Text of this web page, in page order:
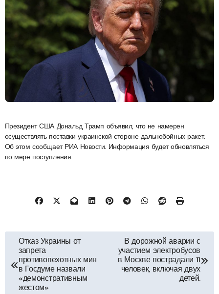
осуществлять поставки украинской стороне дальнобойных ракет.
Об этом сообщает РИА Новости. Информация будет обновляться
по мере поступления.
Навигация
по
записям
Отказ Украины от
запрета
противопехотных мин
в Госдуме назвали
«демонстративным
жестом»
В дорожной аварии с
участием электробусов
в Москве пострадали 11
человек, включая двух
детей.